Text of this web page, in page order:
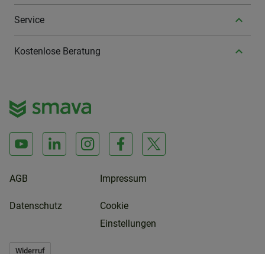
Service
Kostenlose Beratung
AGB Impressum
Datenschutz
Cookie
Einstellungen
Widerruf